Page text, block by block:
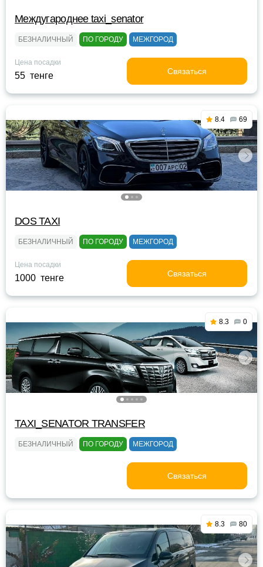
Междугароднее taxi_senator
БЕЗНАЛИЧНЫЙ ПО ГОРОДУ МЕЖГОРОД
Цена посадки
55 тенге Связаться
8.4 69
DOS TAXI
БЕЗНАЛИЧНЫЙ ПО ГОРОДУ МЕЖГОРОД
Цена посадки
1000 тенге Связаться
8.3 0
TAXI_SENATOR TRANSFER
БЕЗНАЛИЧНЫЙ ПО ГОРОДУ МЕЖГОРОД
Связаться
8.3 80